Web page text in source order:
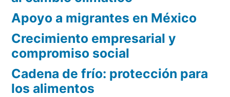
Apoyo a migrantes en México
Crecimiento empresarial y
compromiso social
Cadena de frío: protección para
los alimentos